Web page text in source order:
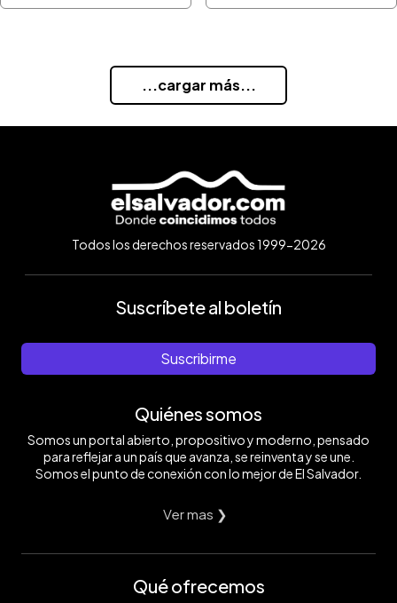
...cargar más...
Todos los derechos reservados 1999-2026
Suscríbete al boletín
Suscribirme
Quiénes somos
Somos un portal abierto, propositivo y moderno, pensado
para reflejar a un país que avanza, se reinventa y se une.
Somos el punto de conexión con lo mejor de El Salvador.
Ver mas ❯
Qué ofrecemos